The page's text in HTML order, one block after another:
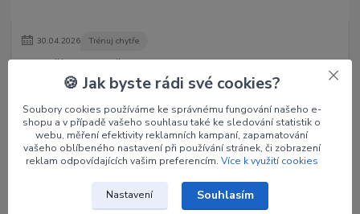
30.04.2026 Trénuj chytře
Jak začít s lukostřelbou
Lukostřelba je krásný sport i koníček, který kombinuje soustředění,
techniku a klidnou mysl. Začít s ní není tak složité – stačí správné
základy, trpě...číst celé
🍪 Jak byste rádi své cookies?
Soubory cookies používáme ke správnému fungování našeho e-
shopu a v případě vašeho souhlasu také ke sledování statistik o
webu, měření efektivity reklamních kampaní, zapamatování
vašeho oblíbeného nastavení při používání stránek, či zobrazení
reklam odpovídajících vašim preferencím. Více k využití cookies
Nastavení Souhlasím